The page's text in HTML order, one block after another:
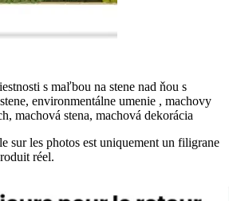
sur les photos est uniquement un filigrane
réel.